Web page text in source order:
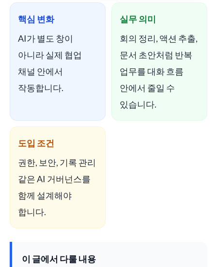
핵심 변화
AI가 별도 창이
아니라 실제 협업
채널 안에서
작동합니다.
실무 의미
회의 정리, 액션 추출,
문서 초안처럼 반복
업무를 대화 흐름
안에서 줄일 수
있습니다.
도입 조건
권한, 보안, 기록 관리
같은 AI 거버넌스를
함께 설계해야
합니다.
이 글에서 다룰 내용